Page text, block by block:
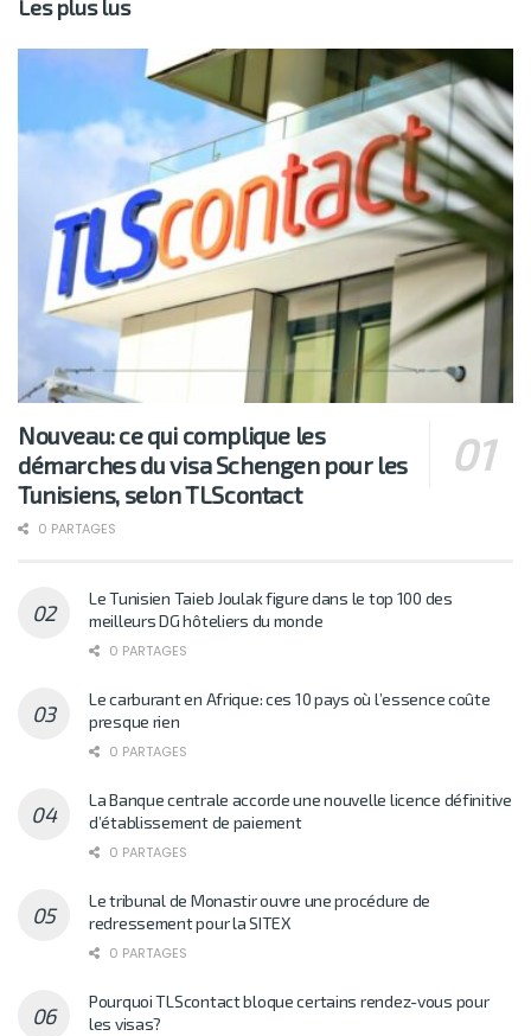
Les plus lus
Nouveau: ce qui complique les
démarches du visa Schengen pour les
Tunisiens, selon TLScontact
0 PARTAGES
Le Tunisien Taieb Joulak figure dans le top 100 des
meilleurs DG hôteliers du monde
0 PARTAGES
Le carburant en Afrique: ces 10 pays où l’essence coûte
presque rien
0 PARTAGES
La Banque centrale accorde une nouvelle licence définitive
d’établissement de paiement
0 PARTAGES
Le tribunal de Monastir ouvre une procédure de
redressement pour la SITEX
0 PARTAGES
Pourquoi TLScontact bloque certains rendez-vous pour
les visas?